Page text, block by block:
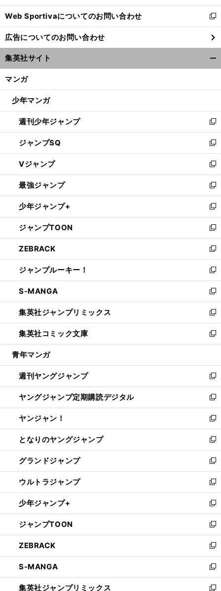
開
く
Web Sportivaについてのお問い合わせ
新
し
い
ウ
ィ
ン
ウ
開
く
広告についてのお問い合わせ
集英社サイト
マンガ
少年マンガ
週刊少年ジャンプ
新
し
い
ウ
ィ
ン
ド
ウ
で
開
く
ジャンプSQ
新
し
い
ウ
ィ
ン
ド
ウ
で
開
く
Vジャンプ
新
し
い
ウ
ィ
ン
ド
ウ
で
開
く
最強ジャンプ
新
し
い
ウ
ィ
ン
ド
ウ
で
開
く
少年ジャンプ+
新
し
い
ウ
ィ
ン
ド
ウ
で
開
く
ジャンプTOON
新
し
い
ウ
ィ
ン
ド
ウ
で
開
く
ZEBRACK
新
し
い
ウ
ィ
ン
ド
ウ
で
開
ジャンプルーキー！
新
し
い
ウ
ィ
ン
ド
ウ
開
く
S-MANGA
新
し
い
ウ
ィ
ン
ウ
で
開
く
集英社ジャンプリミックス
新
し
い
ウ
ン
ド
ウ
で
開
く
集英社コミック文庫
新
し
ウ
ィ
ン
ド
ウ
で
開
く
青年マンガ
週刊ヤングジャンプ
新
し
い
ウ
ィ
ン
ド
ウ
で
開
く
ヤングジャンプ定期購読デジタル
新
し
い
ウ
ィ
ン
ド
ウ
で
開
く
ヤンジャン！
新
し
い
ウ
ィ
ン
ド
ウ
で
開
く
となりのヤングジャンプ
新
し
い
ウ
ィ
ン
ド
ウ
で
開
く
グランドジャンプ
新
し
い
ウ
ィ
ン
ド
ウ
で
開
く
ウルトラジャンプ
新
し
い
ウ
ィ
ン
ド
ウ
で
開
く
少年ジャンプ+
新
し
い
ウ
ィ
ン
ド
ウ
で
ジャンプTOON
新
し
い
ウ
ィ
ン
ド
ZEBRACK
新
し
い
ウ
ィ
S-MANGA
新
し
集英社ジャンプリミックス